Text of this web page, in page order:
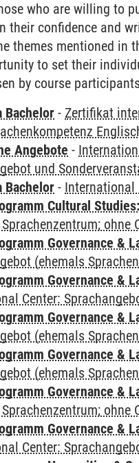
who are willing to
their confidence and
themes mentioned in
to set their
by course
Bachelor - Zertifikat
Angebote -
und
Bachelor - International
Cultural
ohne
Governance &
(ehemals
Governance &
Center:
Governance &
(ehemals
Governance &
(ehemals
Governance &
ohne
Governance &
Center: